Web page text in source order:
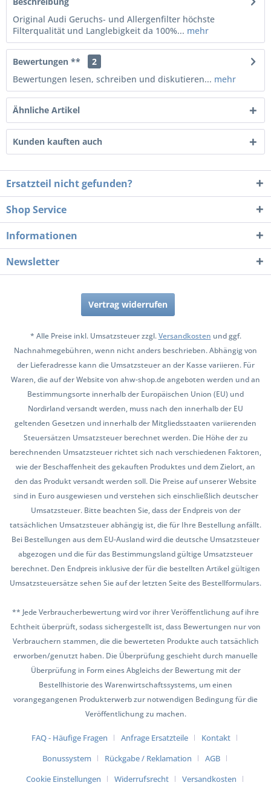
Original Audi Geruchs- und Allergenfilter höchste
Filterqualität und Langlebigkeit da 100%... mehr
Bewertungen **
2
Bewertungen lesen, schreiben und diskutieren... mehr
Ähnliche Artikel
Kunden kauften auch
Ersatzteil nicht gefunden?
Shop Service
Informationen
Newsletter
Vertrag widerrufen
* Alle Preise inkl. Umsatzsteuer zzgl.Versandkosten und ggf.
Nachnahmegebühren, wenn nicht anders beschrieben. Abhängig von
der Lieferadresse kann die Umsatzsteuer an der Kasse variieren. Für
Waren, die auf der Website von ahw-shop.de angeboten werden und an
Bestimmungsorte innerhalb der Europäischen Union (EU) und
Nordirland versandt werden, muss nach den innerhalb der EU
geltenden Gesetzen und innerhalb der Mitgliedsstaaten variierenden
Steuersätzen Umsatzsteuer berechnet werden. Die Höhe der zu
berechnenden Umsatzsteuer richtet sich nach verschiedenen Faktoren,
wie der Beschaffenheit des gekauften Produktes und dem Zielort, an
den das Produkt versandt werden soll. Die Preise auf unserer Website
sind in Euro ausgewiesen und verstehen sich einschließlich deutscher
Umsatzsteuer. Bitte beachten Sie, dass der Endpreis von der
tatsächlichen Umsatzsteuer abhängig ist, die für Ihre Bestellung anfällt.
Bei Bestellungen aus dem EU-Ausland wird die deutsche Umsatzsteuer
abgezogen und die für das Bestimmungsland gültige Umsatzsteuer
berechnet. Den Endpreis inklusive der für die bestellten Artikel gültigen
Umsatzsteuersätze sehen Sie auf der letzten Seite des Bestellformulars.
** Jede Verbraucherbewertung wird vor ihrer Veröffentlichung auf ihre
Echtheit überprüft, sodass sichergestellt ist, dass Bewertungen nur von
Verbrauchern stammen, die die bewerteten Produkte auch tatsächlich
erworben/genutzt haben. Die Überprüfung geschieht durch manuelle
Überprüfung in Form eines Abgleichs der Bewertung mit der
Bestellhistorie des Warenwirtschaftssystems, um einen
vorangegangenen Produkterwerb zur notwendigen Bedingung für die
Veröffentlichung zu machen.
FAQ - Häufige Fragen Anfrage Ersatzteile
Kontakt
Bonussystem
Rückgabe / Reklamation
AGB
Cookie Einstellungen
Widerrufsrecht Versandkosten